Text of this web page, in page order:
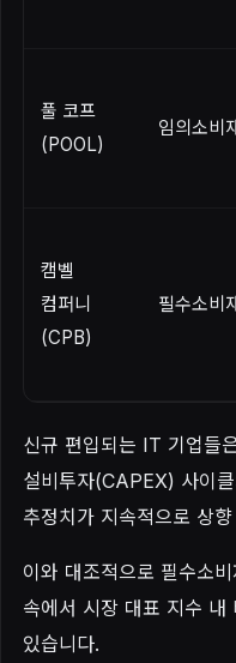
풀 코프
(POOL)
임의소비
캠벨
컴퍼니
(CPB)
필수소비
신규 편입되는 IT 기업들
설비투자(CAPEX) 사이
추정치가 지속적으로 상
이와 대조적으로 필수소
속에서 시장 대표 지수 내
있습니다.